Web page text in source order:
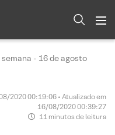
- 16 de agosto
2020 00:19:06 • Atualizado em
16/08/2020 00:39:27
11 minutos de leitura